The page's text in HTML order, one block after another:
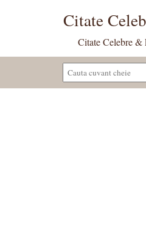
Citate
Citate Celebre &